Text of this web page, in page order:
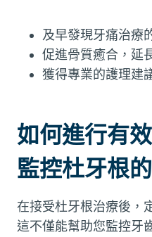
及早發現牙痛治療
促進骨質癒合，延
獲得專業的護理建
如何進行有
監控杜牙根
在接受杜牙根治療後，
這不僅能幫助您監控牙